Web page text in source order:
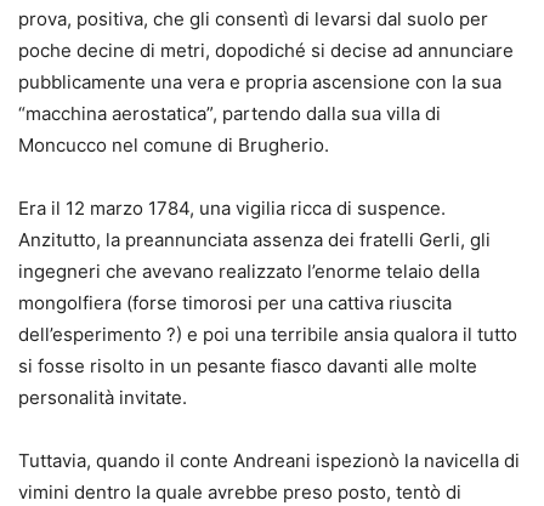
prova, positiva, che gli consentì di levarsi dal suolo per
poche decine di metri, dopodiché si decise ad annunciare
pubblicamente una vera e propria ascensione con la sua
“macchina aerostatica”, partendo dalla sua villa di
Moncucco nel comune di Brugherio.
Era il 12 marzo 1784, una vigilia ricca di suspence.
Anzitutto, la preannunciata assenza dei fratelli Gerli, gli
ingegneri che avevano realizzato l’enorme telaio della
mongolfiera (forse timorosi per una cattiva riuscita
dell’esperimento ?) e poi una terribile ansia qualora il tutto
si fosse risolto in un pesante fiasco davanti alle molte
personalità invitate.
Tuttavia, quando il conte Andreani ispezionò la navicella di
vimini dentro la quale avrebbe preso posto, tentò di